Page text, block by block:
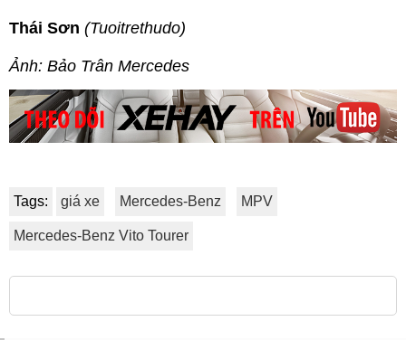
Thái Sơn (Tuoitrethudo)
Ảnh: Bảo Trân Mercedes
Tags: giá xe Mercedes-Benz MPV
Mercedes-Benz Vito Tourer